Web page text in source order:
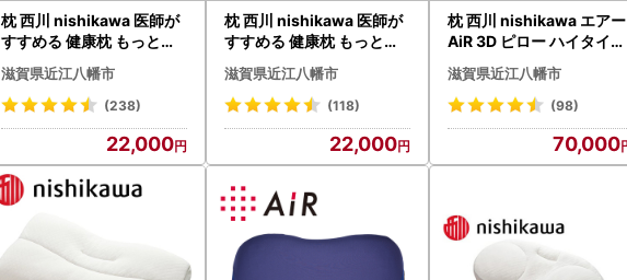
枕 西川 nishikawa 医師が
すすめる 健康枕 もっと肩
楽寝 低め P228W まくら
滋賀県近江八幡市
(238)
22,000
枕 西川 nishikawa 医師が
すすめる 健康枕 もっと肩
楽寝 高め P229W まくら
滋賀県近江八幡市
(118)
22,000
枕 西川 nishikawa エアー
AiR 3D ピロー ハイタイプ
ブルー 高め P213W 枕
滋賀県近江八幡市
(98)
70,000